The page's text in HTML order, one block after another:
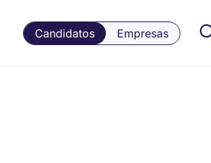
Candidatos Empresas